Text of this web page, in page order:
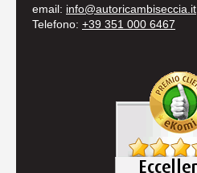
email: info@autoricambiseccia.it
Telefono: +39 351 000 6467